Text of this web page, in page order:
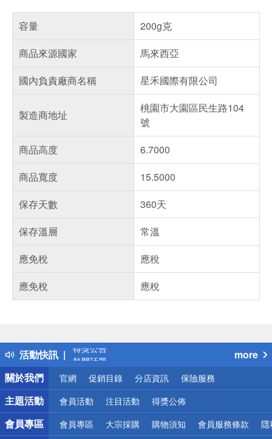
容量
200g克
商品來源國家
馬來西亞
國內負責廠商名稱
星禾國際有限公司
製造商地址
桃園市大園區民生路104
號
商品高度
6.7000
商品寬度
15.5000
保存天數
360天
保存溫層
常溫
應免稅
應稅
應免稅
應稅
活動快訊
得獎公告
熱門話題
銀行優惠
偏遠地區配送
詐騙網頁！請小心！
more
關於我們
官網 促銷目錄 分店資訊 保險服務
主題活動 會員活動 注目活動 得獎公佈
會員專區 會員專區 大宗採購 購物須知 會員服務條款 隱